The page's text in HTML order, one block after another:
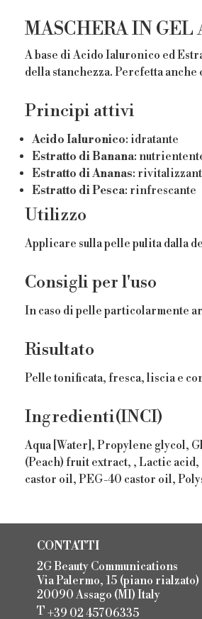
MASCHERA IN
A base di Acido Ialuronico ed
della stanchezza. Percfetta
Principi attivi
Acido Ialuronico: idratante
Estratto di Banana:
Estratto di Ananas:
Estratto di Pesca: rinfrescante
Utilizzo
Applicare sulla pelle pulita dalla
Consigli per l'uso
In caso di pelle particolarmente
Risultato
Pelle tonificata, fresca, liscia e
Ingredienti(INCI)
Aqua [Water], Propylene glycol,
(Peach) fruit extract, , Lactic
castor oil, PEG-40 castor oil,
CONTATTI
2G Beauty Communications
Via Palermo, 15 (piano rialzato)
20090 Assago (MI) Italy
T +39 02 45706335